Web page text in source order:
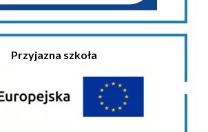
Przyjazna szkoła